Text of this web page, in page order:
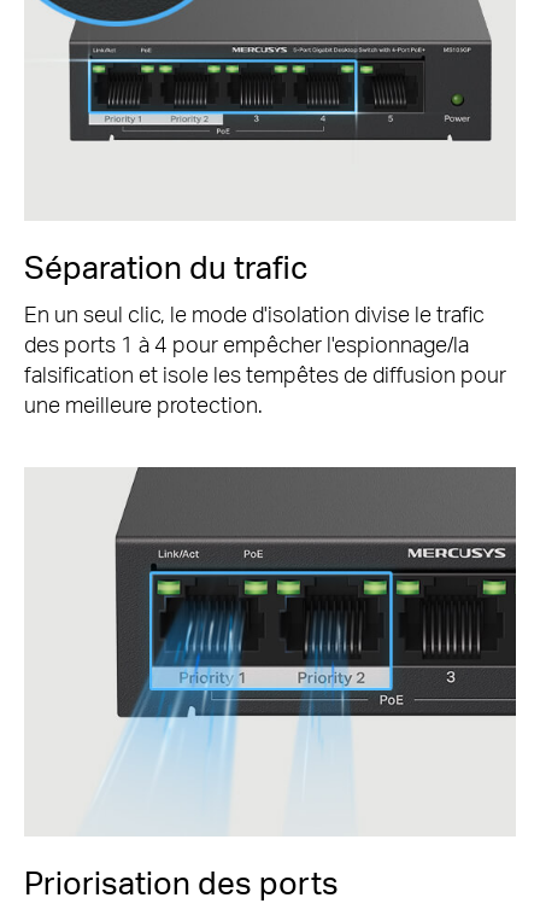
Séparation du trafic
En un seul clic, le mode d'isolation divise le trafic
des ports 1 à 4 pour empêcher l'espionnage/la
falsification et isole les tempêtes de diffusion pour
une meilleure protection.
Priorisation des ports